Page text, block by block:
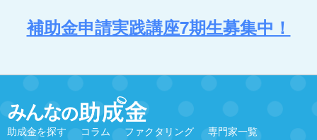
補助金申請実践講座7期生募集中！
助成金を探す コラム ファクタリング
専門家一覧